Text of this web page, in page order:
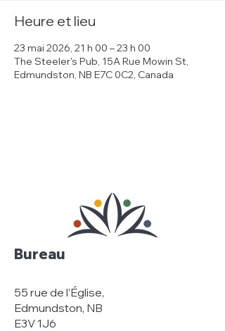
Heure et lieu
23 mai 2026, 21 h 00 – 23 h 00
The Steeler's Pub, 15A Rue Mowin St,
Edmundston, NB E7C 0C2, Canada
Bureau
55 rue de l’Église,
Edmundston, NB
E3V 1J6